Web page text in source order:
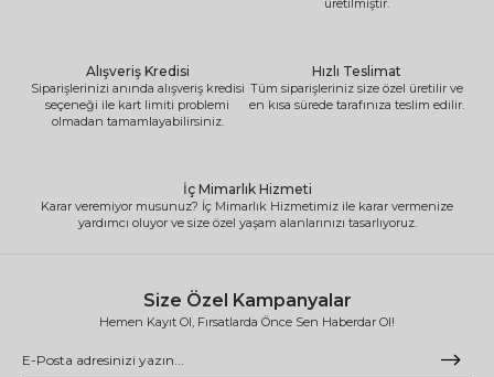
üretilmiştir.
Alışveriş Kredisi
Siparişlerinizi anında alışveriş kredisi
seçeneği ile kart limiti problemi
olmadan tamamlayabilirsiniz.
Hızlı Teslimat
Tüm siparişleriniz size özel üretilir ve
en kısa sürede tarafınıza teslim edilir.
İç Mimarlık Hizmeti
Karar veremiyor musunuz? İç Mimarlık Hizmetimiz ile karar vermenize
yardımcı oluyor ve size özel yaşam alanlarınızı tasarlıyoruz.
Size Özel Kampanyalar
Hemen Kayıt Ol, Fırsatlarda Önce Sen Haberdar Ol!